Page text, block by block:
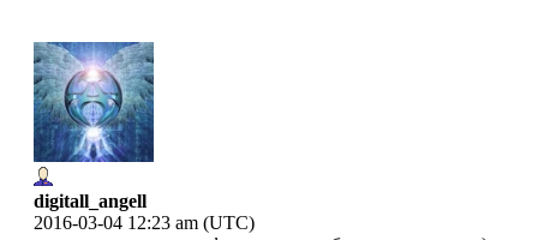
digitall_angell
2016-03-04 12:23 am (UTC)